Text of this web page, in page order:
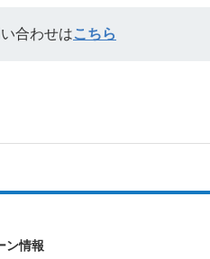
合わせはこちら
ン情報